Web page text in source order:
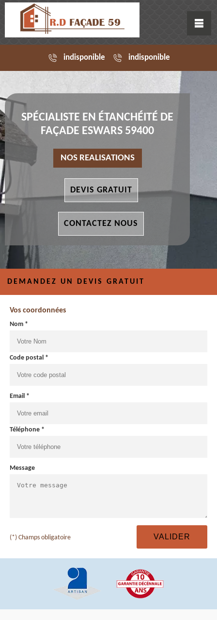
indisponible indisponible
SPÉCIALISTE EN ÉTANCHÉITÉ DE
FAÇADE ESWARS 59400
NOS REALISATIONS
DEVIS GRATUIT
CONTACTEZ NOUS
DEMANDEZ UN DEVIS GRATUIT
Vos coordonnées
Nom *
Code postal *
Email *
Téléphone *
Message
(*) Champs obligatoire